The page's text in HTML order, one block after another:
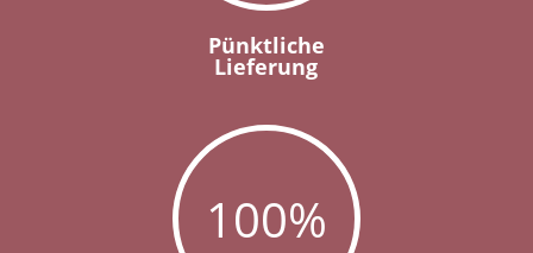
Pünktliche
Lieferung
100%